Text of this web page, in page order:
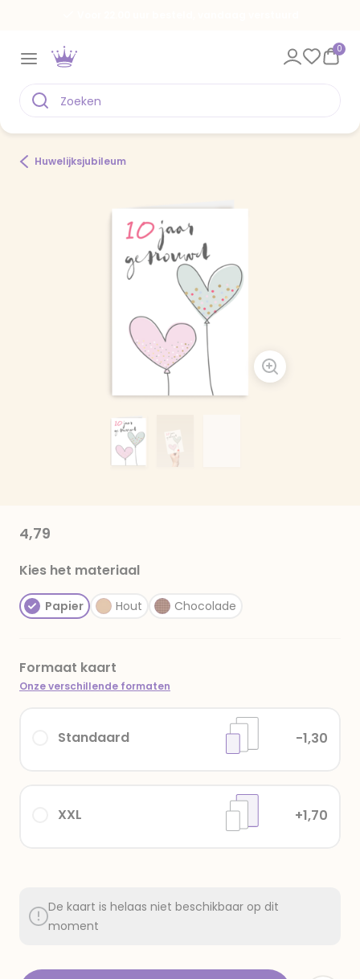
0
Huwelijksjubileum
4,79
Kies het materiaal
Papier Hout Chocolade
Formaat kaart
Onze verschillende formaten
XXL +1,70
Standaard -1,30
De kaart is helaas niet beschikbaar op dit
moment